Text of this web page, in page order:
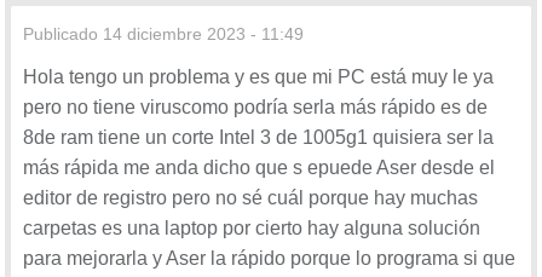
Publicado 14 diciembre 2023 - 11:49
Hola tengo un problema y es que mi PC está muy le ya
pero no tiene viruscomo podría serla más rápido es de
8de ram tiene un corte Intel 3 de 1005g1 quisiera ser la
más rápida me anda dicho que s epuede Aser desde el
editor de registro pero no sé cuál porque hay muchas
carpetas es una laptop por cierto hay alguna solución
para mejorarla y Aser la rápido porque lo programa si que